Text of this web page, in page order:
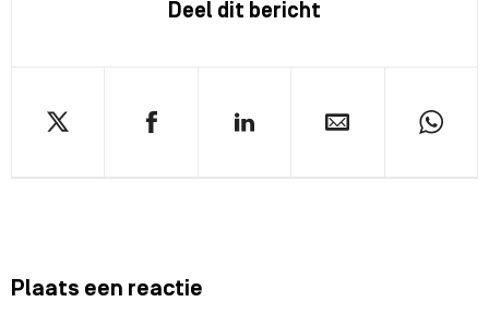
Deel dit bericht
Plaats een reactie